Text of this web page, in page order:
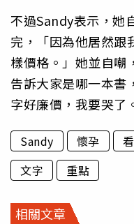
不過Sandy表示，她
完，「因為他居然跟
樣價格。」她並自嘲
告訴大家是哪一本書
字好廉價，我要哭了
Sandy 懷孕
文字
重點
相關文章